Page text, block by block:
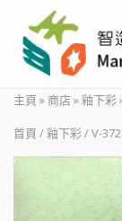
content
主頁 » 商店»釉下彩
首頁 /釉下彩/ V-372